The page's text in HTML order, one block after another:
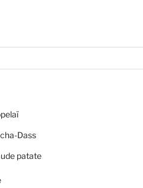
Dass
patate